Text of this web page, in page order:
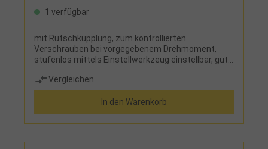
1 verfügbar
mit Rutschkupplung, zum kontrollierten
Verschrauben bei vorgegebenem Drehmoment,
stufenlos mittels Einstellwerkzeug einstellbar, gut
fühlbares Auslösemoment, ergonomischer
Mehrkomponenten-QuergriffLieferumfang: 1
Drehmoment-Schraubendreher TorqueVario®-
STplus 5,0-14 Nm 1 Bit-Schnellwechselklinge 1/4" 2
Adapterklingen: 1/4" und 3/8" 1 Einstellwerkzeug
mm, Torx® T25 - T30 - T40 im Metallkasten
Vergleichen
In den Warenkorb